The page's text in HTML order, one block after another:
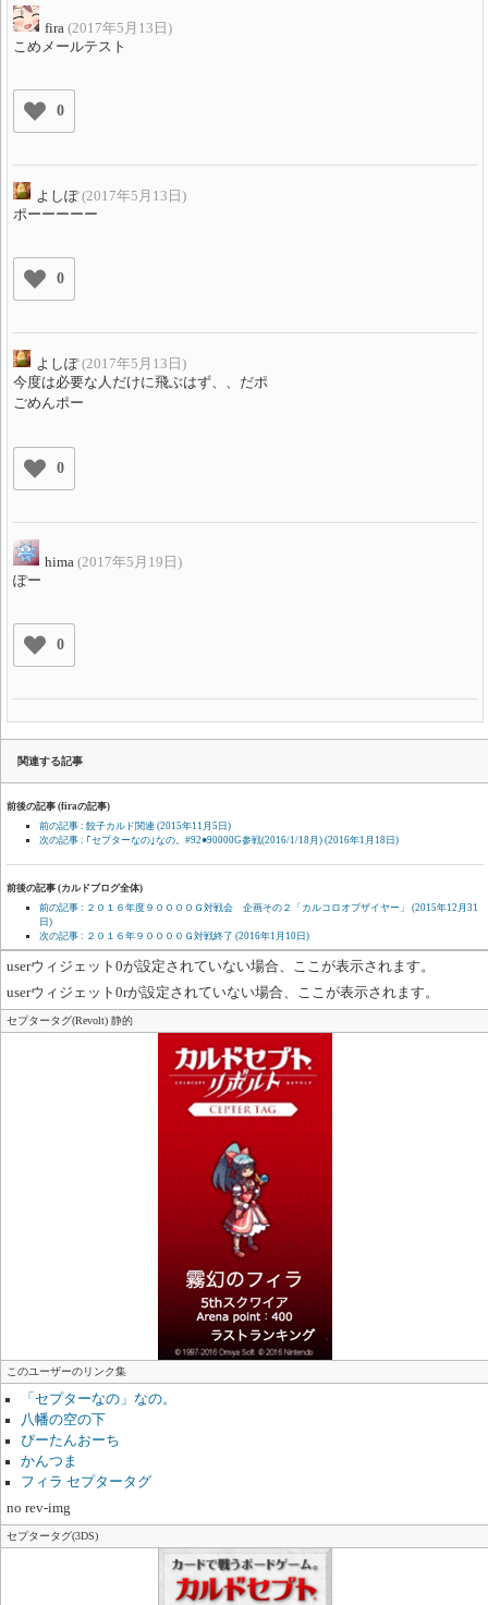
fira (2017年5月13日)
こめメールテスト
0
よしぽ(2017年5月13日)
ポーーーーー
0
よしぽ(2017年5月13日)
今度は必要な人だけに飛ぶはず、、だポ
ごめんポー
0
hima (2017年5月19日)
ぽー
0
関連する記事
前後の記事 (firaの記事)
前の記事 : 餃子カルド関連 (2015年11月5日)
次の記事 : ｢セプターなの｣なの。#92●90000G参戦(2016/1/18月) (2016年1月18日)
前後の記事 (カルドブログ全体)
前の記事 : ２０１６年度９００００Ｇ対戦会 企画その２「カルコロオブザイヤー」 (2015年12月31
日)
次の記事 : ２０１６年９００００Ｇ対戦終了 (2016年1月10日)
userウィジェット0が設定されていない場合、ここが表示されます。
userウィジェット0rが設定されていない場合、ここが表示されます。
セプタータグ(Revolt) 静的
このユーザーのリンク集
「セプターなの」なの。
八幡の空の下
ぴーたんおーち
かんつま
フィラ セプタータグ
no rev-img
セプタータグ(3DS)